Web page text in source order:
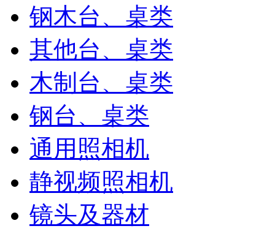
钢木台、桌类
其他台、桌类
木制台、桌类
钢台、桌类
通用照相机
静视频照相机
镜头及器材